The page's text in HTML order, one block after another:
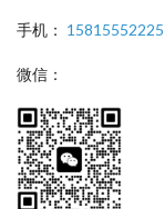
手机： 15815552225
微信：